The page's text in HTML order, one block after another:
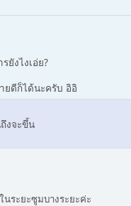
ยังไงเอ่ย?
ดีก็ได้นะครับ อิอิ
งจะขึ้น
นระยะซูมบางระยะค่ะ